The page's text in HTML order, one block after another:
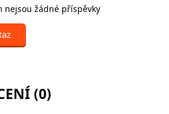
nejsou žádné příspěvky
(0)